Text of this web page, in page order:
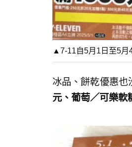
▲7-11自5月1日至5月
冰品、餅乾優惠也
元、葡萄／可樂軟